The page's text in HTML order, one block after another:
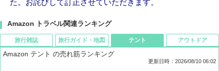
た。お詫びして訂正させていただきます。
Amazon トラベル関連ランキング
旅行雑誌 旅行ガイド・地図 テント
Amazon テント の売れ筋ランキング
更新日時：2026/08/10 06:02
アウトドア